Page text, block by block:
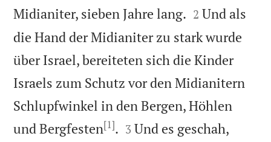
Midianiter, sieben Jahre lang. 

2 Und als
die Hand der Midianiter zu stark wurde
über Israel, bereiteten sich die Kinder
Israels zum Schutz vor den Midianitern
Schlupfwinkel in den Bergen, Höhlen
und Bergfesten[1]. 

3 Und es geschah,